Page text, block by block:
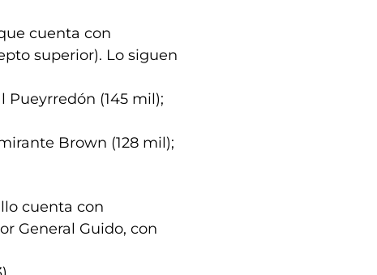
cuenta con
superior). Lo siguen
Pueyrredón (145 mil);
Brown (128 mil);
cuenta con
General Guido, con